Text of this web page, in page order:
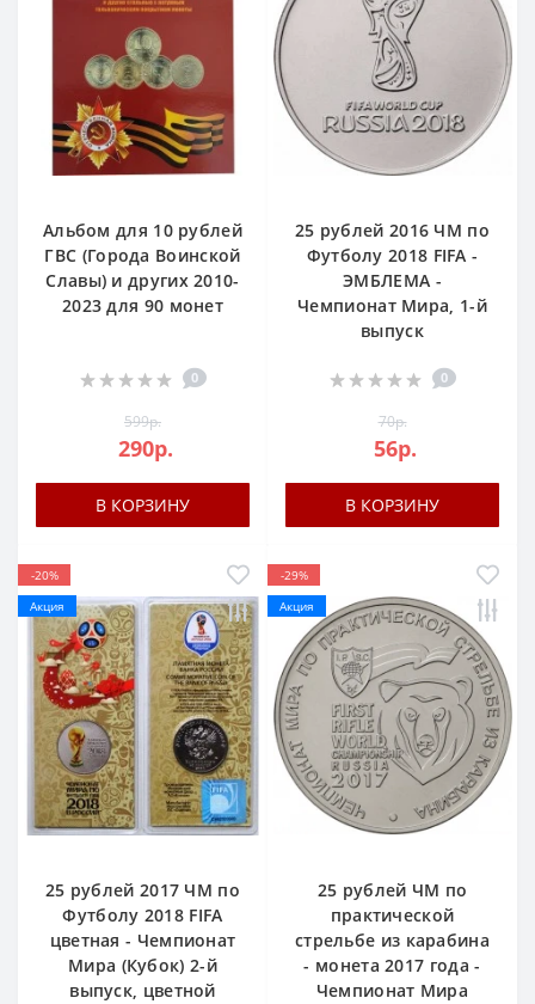
Альбом для 10 рублей
ГВС (Города Воинской
Славы) и других 2010-
2023 для 90 монет
0
599р.
290р.
В КОРЗИНУ
25 рублей 2016 ЧМ по
Футболу 2018 FIFA -
ЭМБЛЕМА -
Чемпионат Мира, 1-й
выпуск
0
70р.
56р.
В КОРЗИНУ
-20%
Акция
25 рублей 2017 ЧМ по
Футболу 2018 FIFA
цветная - Чемпионат
Мира (Кубок) 2-й
выпуск, цветной
-29%
Акция
25 рублей ЧМ по
практической
стрельбе из карабина
- монета 2017 года -
Чемпионат Мира